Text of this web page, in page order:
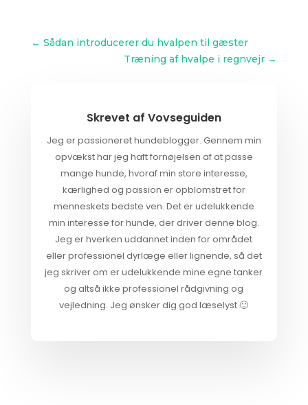
← Sådan introducerer du hvalpen til gæster
Træning af hvalpe i regnvejr →
Skrevet af Vovseguiden
Jeg er passioneret hundeblogger. Gennem min
opvækst har jeg haft fornøjelsen af at passe
mange hunde, hvoraf min store interesse,
kærlighed og passion er opblomstret for
menneskets bedste ven. Det er udelukkende
min interesse for hunde, der driver denne blog.
Jeg er hverken uddannet inden for området
eller professionel dyrlæge eller lignende, så det
jeg skriver om er udelukkende mine egne tanker
og altså ikke professionel rådgivning og
vejledning. Jeg ønsker dig god læselyst 🙂